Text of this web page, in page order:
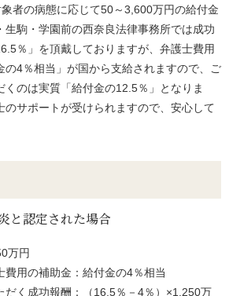
者の病態に応じて50～3,600万円の給付金
生駒・学園前の西奈良法律事務所では成功
％」を頂戴しておりますが、弁護士費用
の4％相当」が国から支給されますので、ご
くのは実質「給付金の12.5％」となりま
のサポートが受けられますので、安心して
と認定された場合
万円
費用の補助金：給付金の4％相当
だく成功報酬：（16.5％－4％）×1,250万